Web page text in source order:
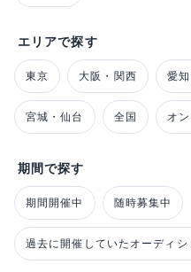
エリアで探す
東京 大阪・関西 愛
宮城・仙台 全国 オ
期間で探す
期間開催中 随時募集中
過去に開催していたオーディシ